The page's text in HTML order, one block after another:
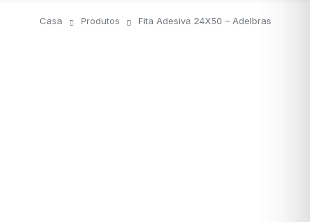
Casa Produtos Fita Adesiva 24X50 – Adelbras